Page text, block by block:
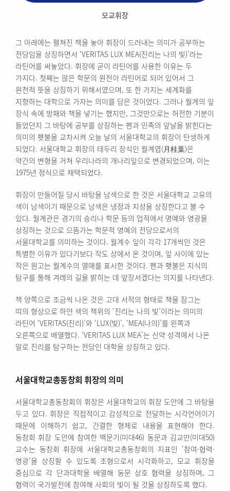
모교휘장
그 아래에는 펼쳐진 책을 놓아 휘장이 드러내는 의미가 공부하는
전당임을 상징하면서 ‘VERITAS LUX MEA(진리는 나의 빛)’라는
라틴어를 써놓았다. 휘장에 굳이 라틴어를 사용한 이유는 두
가지다. 첫째는 많은 학문의 원전이 라틴어로 되어 있어서 그
원천적 뜻을 상징하기 위해서였으며, 또 한 가지는 세계화를
지향하는 대학으로 가자는 의미를 담은 것이었다. 그러나 월계의 잎
장식 속에 방패와 책을 넣기는 했지만, 그것만으로는 허전한 기분이
들었던지 그 바탕에 공부를 상징하는 펜과 민족의 앞날을 밝힌다는
의미의 횃불을 교차시켜 오늘 날의 서울대학교의 휘장이 탄생하게
되었다. 서울대학교 휘장의 테두리 장식인 월계엽(月桂葉)은
약간의 변형을 거쳐 우리나라의 개나리잎으로 변경되었으며, 이는
1975년 정식으로 채택되었다.
휘장이 만들어질 당시 바탕을 남색으로 한 것은 서울대학교 고유의
색이 남색이기 때문으로 남색은 냉정과 지성을 상징한다고 볼 수
있다. 월계관은 경기의 승리나 학문 등의 업적에서 명예와 영광을
상징하는 것으로 으뜸가는 학문적 영예의 전당으로서의
서울대학교를 의미하는 것이다. 월계수 잎이 각각 17개씩인 것은
특별한 이유가 있다기보다 작도 상에서 온 것이며, 잎 사이에 있는
작은 원고는 월계수의 열매를 표시한 것이다. 펜과 횃불은 지식의
탐구를 통해 겨레의 길을 밝히는 데 앞장서겠다는 의지를 나타낸다.
책 양쪽으로 조금씩 나온 것은 고대 서적의 형태로 책을 잠그는
띠의 형상으로 하얀 색의 책위의 ‘진리는 나의 빛’이라는 의미의
라틴어 ‘VERITAS(진리)’와 ‘LUX(빛)’, ‘MEA(나의)’를 왼쪽과
오른쪽으로 배열했다. ‘VERITAS LUX MEA’는 신약 성격에서 나온
말로 진리를 탐구하는 전당인 대학을 상징하고 있다.
서울대학교총동창회 휘장의 의미
서울대학교총동창회의 휘장은 서울대학교의 휘장 도안에 그 바탕을
두고 있다. 휘장은 직접적이고 감성적으로 전달하는 시각언어이기
때문에 이해하기 쉽고, 간결한 형체로 내용을 표현해야 한다.
동창회 휘장 도안에 참여한 백문기(미대46) 동문과 김교만(미대50)
교수는 동창회 휘장에 서울대학교총동창회의 지표인 ‘참여·협력·
영광’을 상징할 수 있도록 조형으로서 시각화하고, 모교 휘장을
중심으로 각 단과대학을 배열해 동문 상호 협력을 상징하며, 그
협력이 국가발전에 참여해 사회의 빛이 될 것을 상징하도록 했다.